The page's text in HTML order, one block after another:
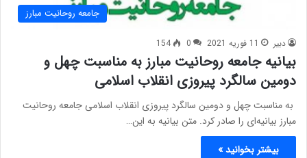
جامعه روحانیت مبارز
دبیر 11 فوریه 2021 0
154
بیانیه جامعه روحانیت مبارز به مناسبت چهل و
دومین سالگرد پیروزی انقلاب اسلامی
به مناسبت چهل و دومین سالگرد پیروزی انقلاب اسلامی جامعه روحانیت
مبارز بیانیه‌ای را صادر کرد. متن بیانیه به این…
بیشتر بخوانید »